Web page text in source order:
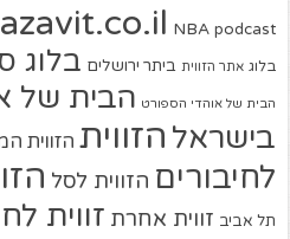
NBA podcast
בלוג אתר הזווית ביתר ירושלים בלוג
הבית של אוהדי הספורט הבית של
בישראל הזווית הזווית
לחיבורים הזווית לסל
תל אביב זווית אחרת זווית